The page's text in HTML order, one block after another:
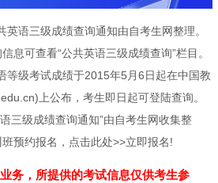
英语三级成绩查询通知由自考生网整理。
息可查看“公共英语三级成绩查询”栏目。
等级考试成绩于2015年5月6日起在中国教
上公布，考生即日起可登陆查询。
三级成绩查询通知”由自考生网收集整
预约报名，点击此处>>立即报名!
务，所提供的考试信息仅供考生参